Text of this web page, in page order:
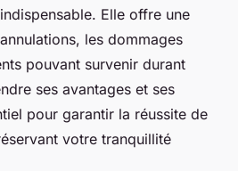
de lecture
Elle offre une
les dommages
pouvant survenir durant
ses avantages et ses
pour garantir la réussite de
votre tranquillité